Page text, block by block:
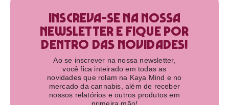
Inscreva-se na nossa
newsletter e fique por
dentro das novidades!​
Ao se inscrever na nossa newsletter,
você fica inteirado em todas as
novidades que rolam na Kaya Mind e no
mercado da cannabis, além de receber
nossos relatórios e outros produtos em